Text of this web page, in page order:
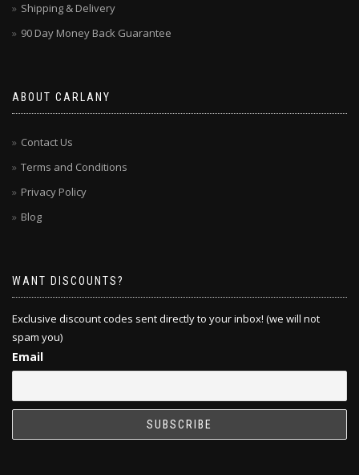
Shipping & Delivery
90 Day Money Back Guarantee
ABOUT CARLANY
Contact Us
Terms and Conditions
Privacy Policy
Blog
WANT DISCOUNTS?
Exclusive discount codes sent directly to your inbox! (we will not
spam you)
Email